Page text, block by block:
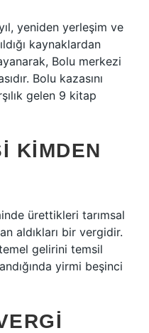
yeniden yerleşim ve
kaynaklardan
Bolu merkezi
Bolu kazasını
gelen 9 kitap
KIMDEN
ürettikleri tarımsal
aldıkları bir vergidir.
gelirini temsil
yirmi beşinci